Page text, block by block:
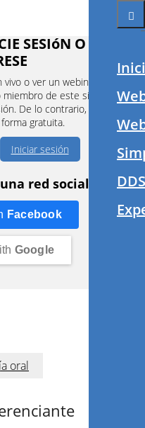
SESIóN O
o ver un webinar a la
de este sitio web.
De lo contrario, puede
gratuita.
Iniciar sesión
red social
Facebook
Google
oral